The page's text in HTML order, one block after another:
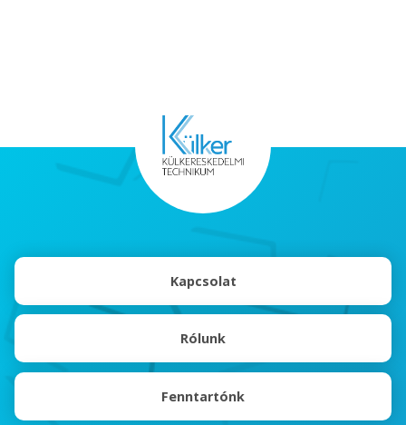
Kapcsolat
Rólunk
Fenntartónk